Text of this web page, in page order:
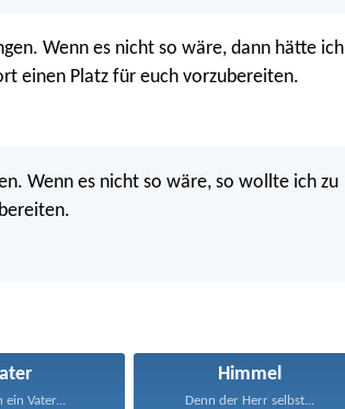
Wenn es nicht so wäre, dann hätte ich
einen Platz für euch vorzubereiten.
Wenn es nicht so wäre, so wollte ich zu
ein Vater...
Himmel
Denn der Herr selbst...